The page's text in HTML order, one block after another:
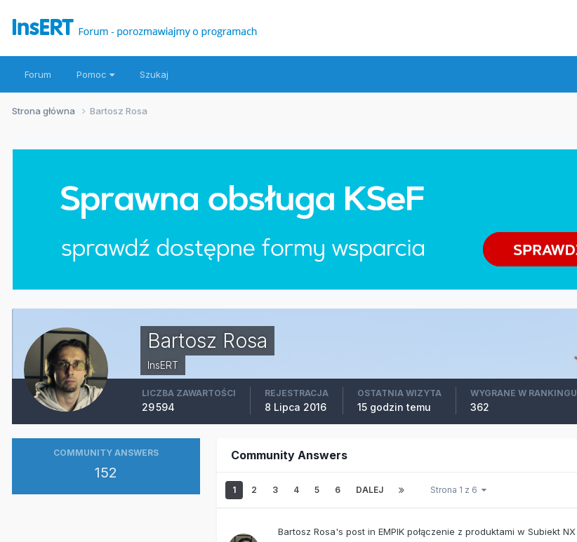
Forum Pomoc Szukaj
Strona główna Bartosz Rosa
Bartosz Rosa
InsERT
LICZBA ZAWARTOŚCI
29 594
REJESTRACJA
8 Lipca 2016
OSTATNIA WIZYTA
15 godzin temu
WYGRANE W RANKINGU
362
COMMUNITY ANSWERS
152
Community Answers
1 2 3 4 5 6 DALEJ Strona 1 z 6
Bartosz Rosa's post in EMPIK połączenie z produktami w Subiekt NX